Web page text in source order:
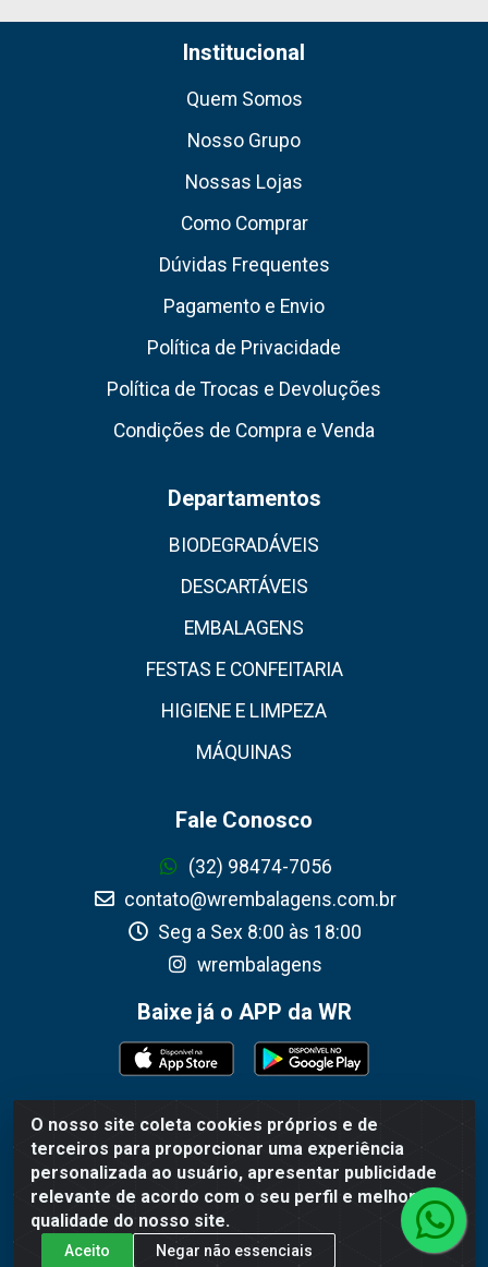
O nosso site coleta cookies próprios e de
terceiros para proporcionar uma experiência
personalizada ao usuário, apresentar publicidade
relevante de acordo com o seu perfil e melhorar a
qualidade do nosso site.
Aceito Negar não essenciais
Institucional
Quem Somos
Nosso Grupo
Nossas Lojas
Como Comprar
Dúvidas Frequentes
Pagamento e Envio
Política de Privacidade
Política de Trocas e Devoluções
Condições de Compra e Venda
Departamentos
BIODEGRADÁVEIS
DESCARTÁVEIS
EMBALAGENS
FESTAS E CONFEITARIA
HIGIENE E LIMPEZA
MÁQUINAS
Fale Conosco
(32) 98474-7056
contato@wrembalagens.com.br
Seg a Sex 8:00 às 18:00
wrembalagens
Baixe já o APP da WR
WR Embalagens - R. Cel. Teodoro Gomes de Araújo,
1360 - Grogotó - Barbacena / MG - CEP 36202-628 -
CNPJ 02.692.206/0001-55